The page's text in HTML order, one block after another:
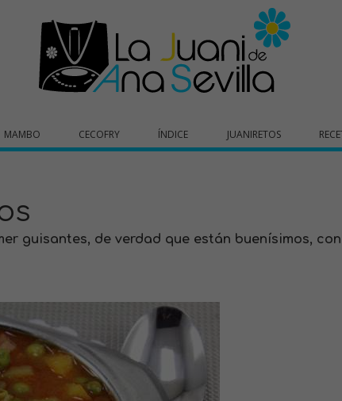
MAMBO CECOFRY ÍNDICE JUANIRETOS
guisantes, de verdad que están buenísimos,